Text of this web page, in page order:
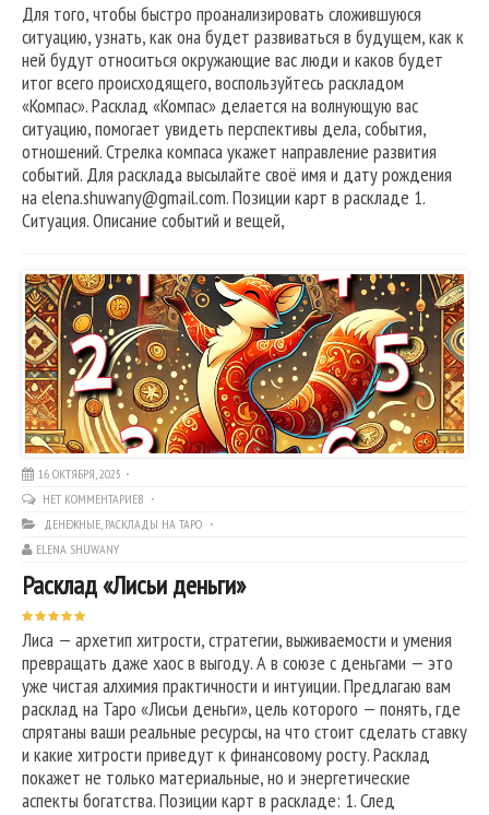
Для того, чтобы быстро проанализировать сложившуюся
ситуацию, узнать, как она будет развиваться в будущем, как к
ней будут относиться окружающие вас люди и каков будет
итог всего происходящего, воспользуйтесь раскладом
«Компас». Расклад «Компас» делается на волнующую вас
ситуацию, помогает увидеть перспективы дела, события,
отношений. Стрелка компаса укажет направление развития
событий. Для расклада высылайте своё имя и дату рождения
на elena.shuwany@gmail.com. Позиции карт в раскладе 1.
Ситуация. Описание событий и вещей,
16 ОКТЯБРЯ, 2025
НЕТ КОММЕНТАРИЕВ
ДЕНЕЖНЫЕ, РАСКЛАДЫ НА ТАРО
ELENA SHUWANY
Расклад «Лисьи деньги»
Лиса — архетип хитрости, стратегии, выживаемости и умения
превращать даже хаос в выгоду. А в союзе с деньгами — это
уже чистая алхимия практичности и интуиции. Предлагаю вам
расклад на Таро «Лисьи деньги», цель которого — понять, где
спрятаны ваши реальные ресурсы, на что стоит сделать ставку
и какие хитрости приведут к финансовому росту. Расклад
покажет не только материальные, но и энергетические
аспекты богатства. Позиции карт в раскладе: 1. След